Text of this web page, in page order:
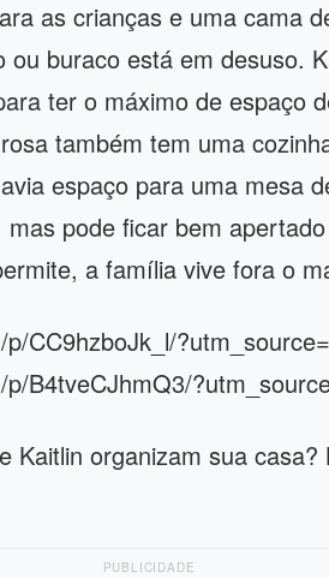
as crianças e uma cama
buraco está em desuso.
ter o máximo de espaço
também tem uma
espaço para uma mesa
pode ficar bem
a família vive fora o
CC9hzboJk_l/
B4tveCJhmQ3/
Kaitlin organizam sua
PUBLICIDADE